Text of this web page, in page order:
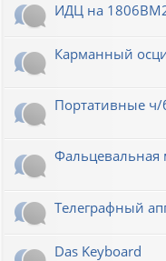
ИДЦ на
Карманный
Портативные
Фальцевальная
Телеграфный
Das Keyboard